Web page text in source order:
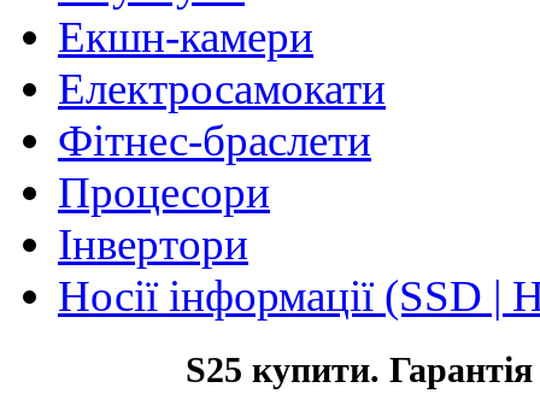
Екшн-камери
Електросамокати
Фітнес-браслети
Процесори
Інвертори
Носії інформації (SSD |
S25 купити.